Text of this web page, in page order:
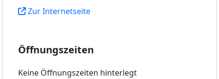
Zur Internetseite
Öffnungszeiten
Keine Öffnungszeiten hinterlegt